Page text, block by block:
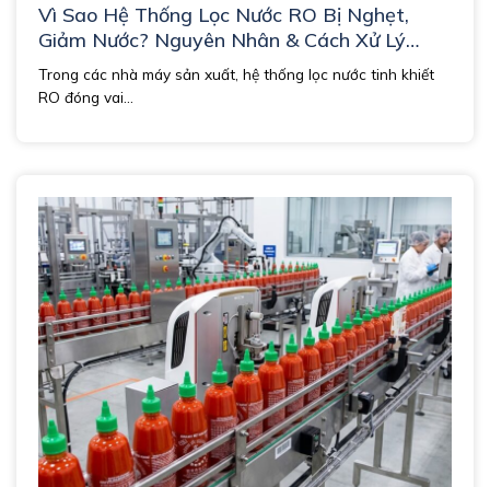
Vì Sao Hệ Thống Lọc Nước RO Bị Nghẹt,
Giảm Nước? Nguyên Nhân & Cách Xử Lý
Triệt Để
Trong các nhà máy sản xuất, hệ thống lọc nước tinh khiết
RO đóng vai...